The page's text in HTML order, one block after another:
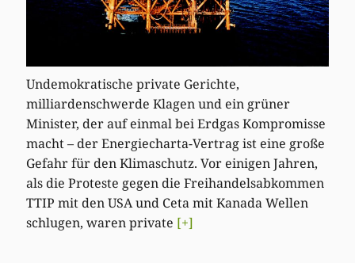
Undemokratische private Gerichte,
milliardenschwerde Klagen und ein grüner
Minister, der auf einmal bei Erdgas Kompromisse
macht – der Energiecharta-Vertrag ist eine große
Gefahr für den Klimaschutz. Vor einigen Jahren,
als die Proteste gegen die Freihandelsabkommen
TTIP mit den USA und Ceta mit Kanada Wellen
schlugen, waren private [+]